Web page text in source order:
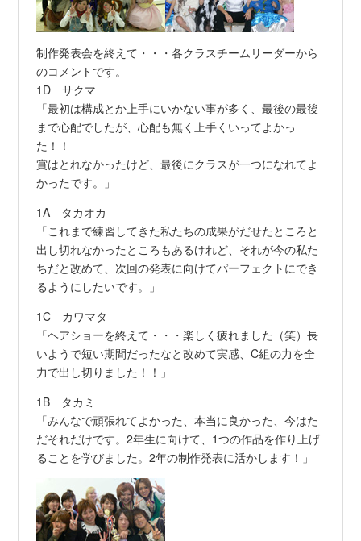
制作発表会を終えて・・・各クラスチームリーダーから
のコメントです。
1D サクマ
「最初は構成とか上手にいかない事が多く、最後の最後
まで心配でしたが、心配も無く上手くいってよかっ
た！！
賞はとれなかったけど、最後にクラスが一つになれてよ
かったです。」
1A タカオカ
「これまで練習してきた私たちの成果がだせたところと
出し切れなかったところもあるけれど、それが今の私た
ちだと改めて、次回の発表に向けてパーフェクトにでき
るようにしたいです。」
1C カワマタ
「ヘアショーを終えて・・・楽しく疲れました（笑）長
いようで短い期間だったなと改めて実感、C組の力を全
力で出し切りました！！」
1B タカミ
「みんなで頑張れてよかった、本当に良かった、今はた
だそれだけです。2年生に向けて、1つの作品を作り上げ
ることを学びました。2年の制作発表に活かします！」